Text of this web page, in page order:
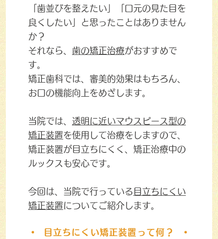
「歯並びを整えたい」「口元の見た目を
良くしたい」と思ったことはありません
か？
それなら、 歯の矯正治療がおすすめで
す。
矯正歯科では、審美的効果はもちろん、
お口の機能向上をめざします。
当院では、 透明に近いマウスピース型の
矯正装置を使用して治療をしますので、
矯正装置が目立ちにくく、矯正治療中の
ルックスも安心です。
今回は、当院で行っている目立ちにくい
矯正装置についてご紹介します。
目立ちにくい矯正装置って何？